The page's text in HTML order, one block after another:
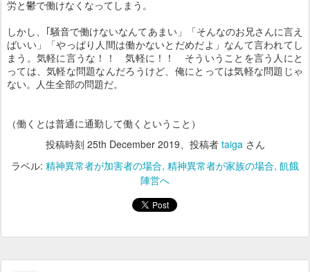
労と鬱で働けなくなってしまう。
しかし、｢騒音で働けないなんてあまい」「そんなのお兄さんに言え
ばいい」「やっぱり人間は働かないとだめだよ」なんて言われてし
まう。気軽に言うな！！ 気軽に！！ そういうことを言う人にと
っては、気軽な問題なんだろうけど、俺にとっては気軽な問題じゃ
ない。人生全部の問題だ。
（働くとは普通に通勤して働くということ）
投稿時刻 25th December 2019、投稿者 taigaさん
ラベル: 精神異常者が加害者の場合 精神異常者が家族の場合 飢餓
陣営へ